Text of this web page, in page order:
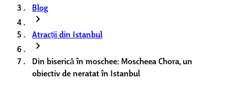
Blog
chevron_right
Atracții din Istanbul
chevron_right
Din biserică în moschee: Moscheea Chora, un
obiectiv de neratat în Istanbul